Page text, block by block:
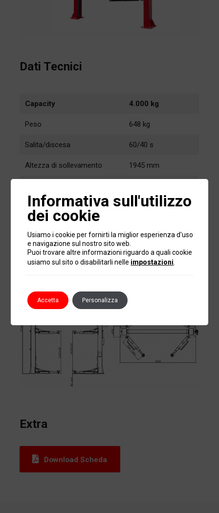
Dati Tecnici
Capacity 4.000 kg
Peso 648 kg
Salita/discesa 60/40 s
Altezza di sollevamento 1945 mm
Motore
2,2 kW – 3 ph
Dimensioni
Extra
Download Scheda
Informativa sull'utilizzo
dei cookie
Usiamo i cookie per fornirti la miglior esperienza d'uso
e navigazione sul nostro sito web.
Puoi trovare altre informazioni riguardo a quali cookie
usiamo sul sito o disabilitarli nelle impostazioni
Accetta Personalizza